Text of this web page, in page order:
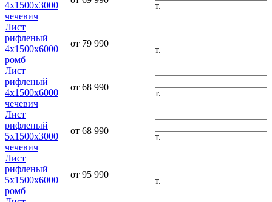
4х1500х3000
чечевич
т.
Лист
рифленый
4х1500х6000
ромб
от 79 990
т.
Лист
рифленый
4х1500х6000
чечевич
от 68 990
т.
Лист
рифленый
5х1500х3000
чечевич
от 68 990
т.
Лист
рифленый
5х1500х6000
ромб
от 95 990
т.